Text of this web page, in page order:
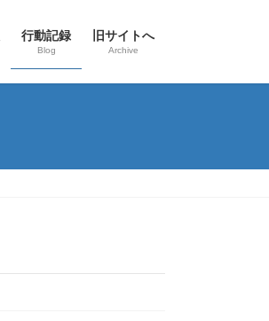
行動記録
Blog
旧サイトへ
Archive